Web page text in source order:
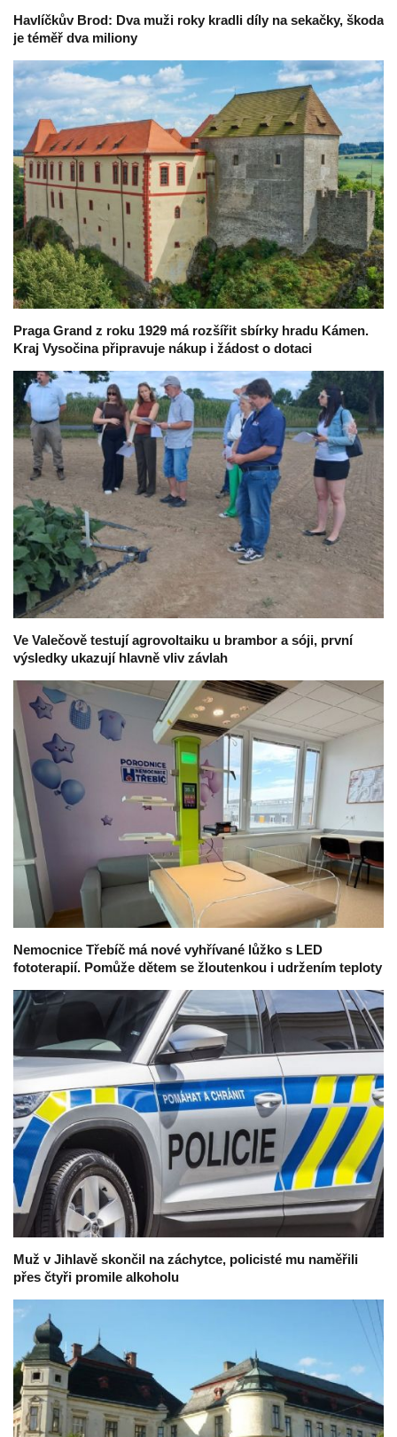
Havlíčkův Brod: Dva muži roky kradli díly na sekačky, škoda
je téměř dva miliony
Praga Grand z roku 1929 má rozšířit sbírky hradu Kámen.
Kraj Vysočina připravuje nákup i žádost o dotaci
Ve Valečově testují agrovoltaiku u brambor a sóji, první
výsledky ukazují hlavně vliv závlah
Nemocnice Třebíč má nové vyhřívané lůžko s LED
fototerapií. Pomůže dětem se žloutenkou i udržením teploty
Muž v Jihlavě skončil na záchytce, policisté mu naměřili
přes čtyři promile alkoholu